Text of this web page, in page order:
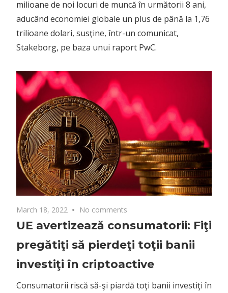
milioane de noi locuri de muncă în următorii 8 ani,
aducând economiei globale un plus de până la 1,76
trilioane dolari, susţine, într-un comunicat,
Stakeborg, pe baza unui raport PwC.
March 18, 2022 No comments
UE avertizează consumatorii: Fiţi
pregătiţi să pierdeţi toţii banii
investiţi în criptoactive
Consumatorii riscă să-şi piardă toţi banii investiţi în